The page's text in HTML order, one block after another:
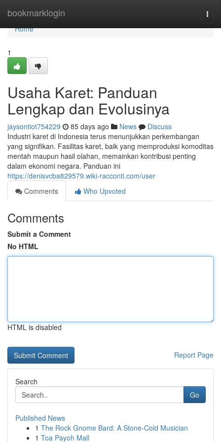
bookmarklogin
Home
Home
1
Usaha Karet: Panduan
Lengkap dan Evolusinya
jaysontiot754229 85 days ago News
Discuss
Industri karet di Indonesia terus menunjukkan perkembangan
yang signifikan. Fasilitas karet, baik yang memproduksi komoditas
mentah maupun hasil olahan, memainkan kontribusi penting
dalam ekonomi negara. Panduan ini
https://denisvcba829579.wiki-racconti.com/user
Comments
Who Upvoted
Comments
Submit a Comment
No HTML
HTML is disabled
Report Page
Search
Go
Published News
1 The Rock Gnome Bard: A Stone-Cold Musician
1 Toa Payoh Mall